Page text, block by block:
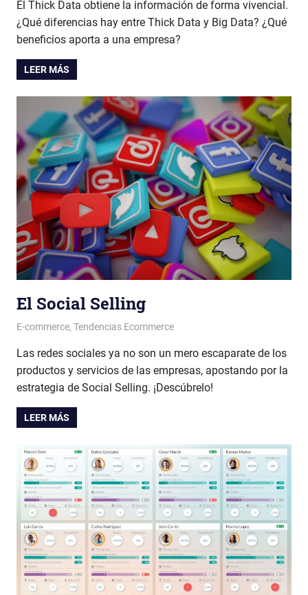
El Thick Data obtiene la información de forma vivencial.
¿Qué diferencias hay entre Thick Data y Big Data? ¿Qué
beneficios aporta a una empresa?
LEER MÁS
El Social Selling
Patricia Nuño
E-commerce, Tendencias Ecommerce
Las redes sociales ya no son un mero escaparate de los
productos y servicios de las empresas, apostando por la
estrategia de Social Selling. ¡Descúbrelo!
LEER MÁS